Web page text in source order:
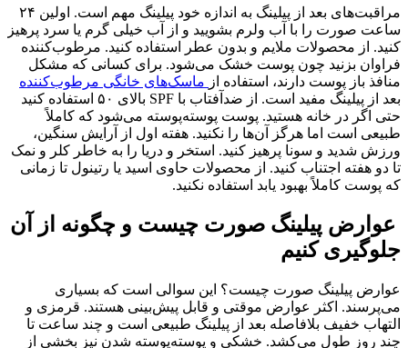
مراقبت‌های بعد از پیلینگ به اندازه خود پیلینگ مهم است. اولین ۲۴
ساعت صورت را با آب ولرم بشویید و از آب خیلی گرم یا سرد پرهیز
کنید. از محصولات ملایم و بدون عطر استفاده کنید. مرطوب‌کننده
فراوان بزنید چون پوست خشک می‌شود. برای کسانی که مشکل
منافذ باز پوست دارند، استفاده از ماسک‌های خانگی مرطوب‌کننده
بعد از پیلینگ مفید است. از ضدآفتاب با SPF بالای ۵۰ استفاده کنید
حتی اگر در خانه هستید. پوست پوسته‌پوسته می‌شود که کاملاً
طبیعی است اما هرگز آن‌ها را نکنید. هفته اول از آرایش سنگین،
ورزش شدید و سونا پرهیز کنید. استخر و دریا را به خاطر کلر و نمک
تا دو هفته اجتناب کنید. از محصولات حاوی اسید یا رتینول تا زمانی
که پوست کاملاً بهبود یابد استفاده نکنید.
عوارض پیلینگ صورت چیست و چگونه از آن
جلوگیری کنیم
عوارض پیلینگ صورت چیست؟ این سوالی است که بسیاری
می‌پرسند. اکثر عوارض موقتی و قابل پیش‌بینی هستند. قرمزی و
التهاب خفیف بلافاصله بعد از پیلینگ طبیعی است و چند ساعت تا
چند روز طول می‌کشد. خشکی و پوسته‌پوسته شدن نیز بخشی از